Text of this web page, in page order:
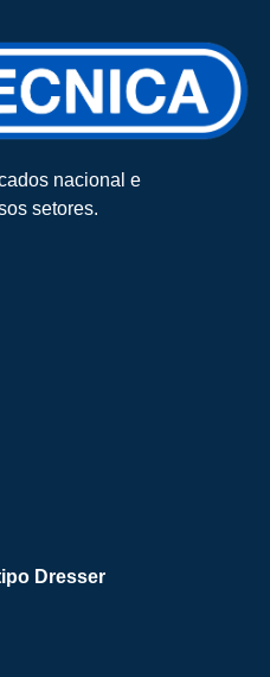
nacional e
setores.
Dresser